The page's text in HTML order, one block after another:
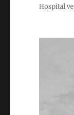
Hospital